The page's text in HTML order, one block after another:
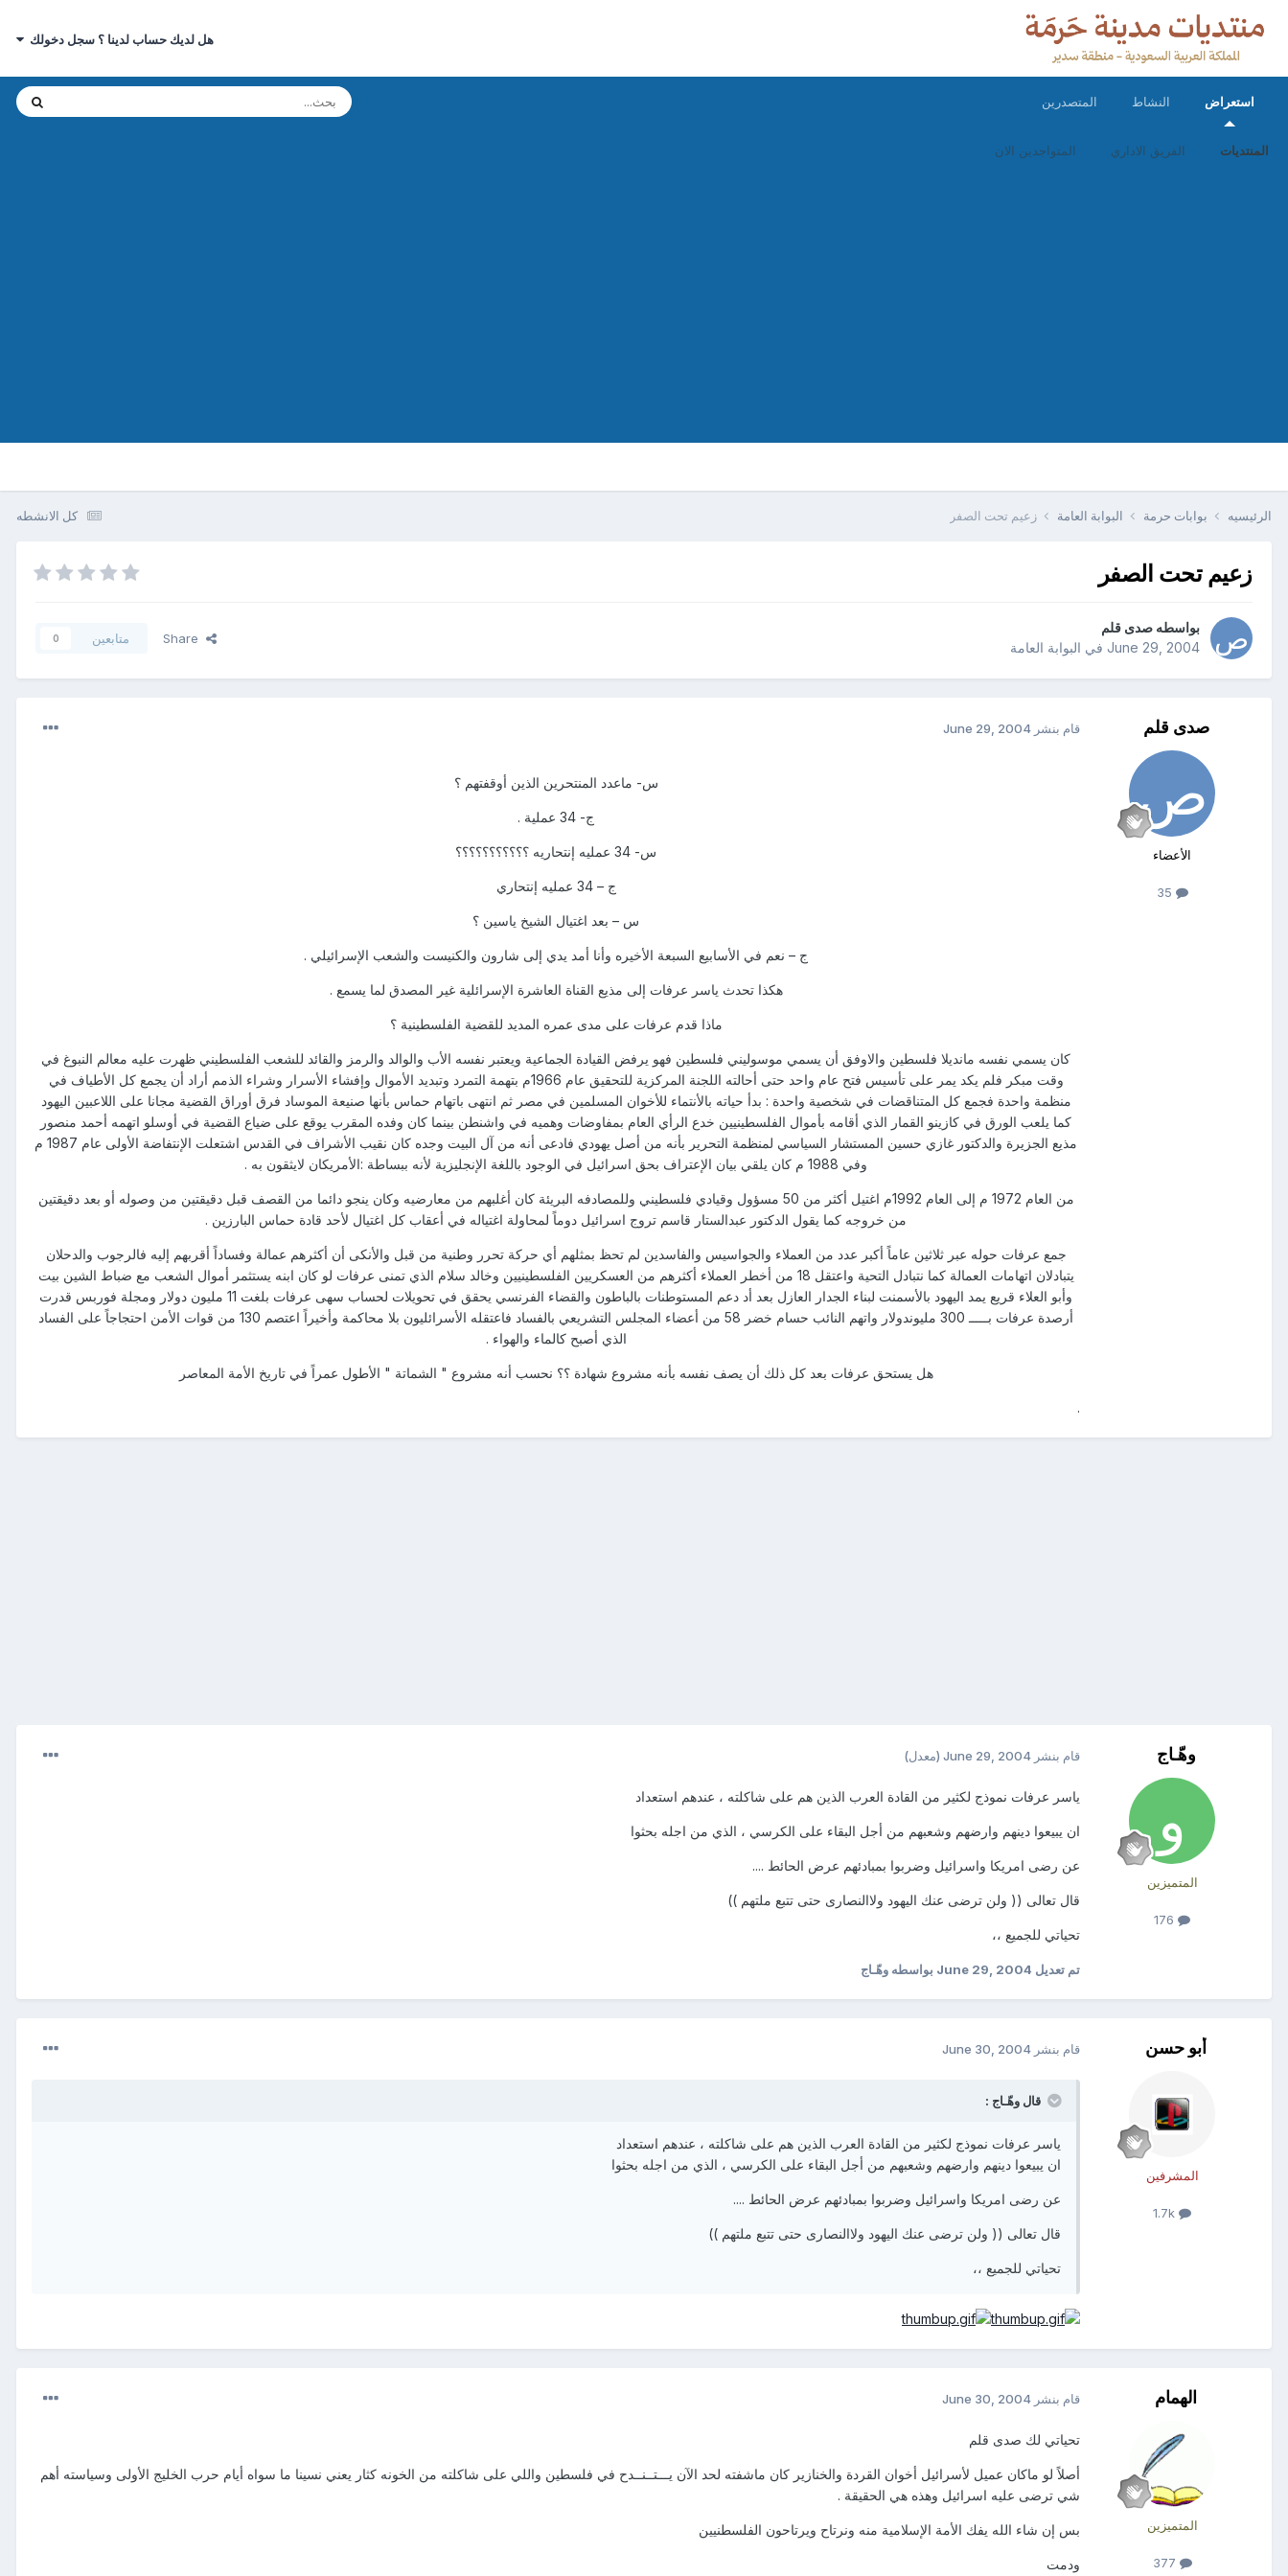
هل لديك حساب لدينا ؟ سجل دخولك
استعراض
المنتديات الفريق الاداري المتواجدين الان
النشاط المتصدرين
كل الانشطه الرئيسيه بوابات حرمة البوابة العامة زعيم تحت الصفر
زعيم تحت الصفر
بواسطه صدى قلم
June 29, 2004 في البوابة العامة
متابعين 0
صدى قلم
الأعضاء
قام بنشر June 29, 2004
س- ماعدد المنتحرين الذين أوقفتهم ؟
ج- 34 عملية .
س- 34 عمليه إنتحاريه ؟؟؟؟؟؟؟؟؟؟؟
ج – 34 عمليه إنتحاري
س – بعد اغتيال الشيخ ياسين ؟
ج – نعم في الأسابيع السبعة الأخيره وأنا أمد يدي إلى شارون والكنيست والشعب الإسرائيلي .
هكذا تحدث ياسر عرفات إلى مذيع القناة العاشرة الإسرائلية غير المصدق لما يسمع .
ماذا قدم عرفات على مدى عمره المديد للقضية الفلسطينية ؟
كان يسمي نفسه مانديلا فلسطين والاوفق أن يسمي موسوليني فلسطين فهو يرفض القيادة الجماعية ويعتبر نفسه الأب والوالد والرمز والقائد للشعب الفلسطيني ظهرت عليه معالم النبوغ في
وقت مبكر فلم يكد يمر على تأسيس فتح عام واحد حتى أحالته اللجنة المركزية للتحقيق عام 1966م بتهمة التمرد وتبديد الأموال وإفشاء الأسرار وشراء الذمم أراد أن يجمع كل الأطياف في
منظمة واحدة فجمع كل المتناقضات في شخصية واحدة : بدأ حياته بالأنتماء للأخوان المسلمين في مصر ثم انتهى باتهام حماس بأنها صنيعة الموساد فرق أوراق القضية مجانا على اللاعبين اليهود
كما يلعب الورق في كازينو القمار الذي أقامه بأموال الفلسطينيين خدع الرأي العام بمفاوضات وهميه في واشنطن بينما كان وفده المقرب يوقع على ضياع القضية في أوسلو اتهمه أحمد منصور
مذيع الجزيرة والدكتور غازي حسين المستشار السياسي لمنظمة التحرير بأنه من أصل يهودي فادعى أنه من آل البيت وجده كان نقيب الأشراف في القدس اشتعلت الإنتفاضة الأولى عام 1987 م
وفي 1988 م كان يلقي بيان الإعتراف بحق اسرائيل في الوجود باللغة الإنجليزية لأنه ببساطة :الأمريكان لايثقون به .
من العام 1972 م إلى العام 1992م اغتيل أكثر من 50 مسؤول وقيادي فلسطيني وللمصادفه البريئة كان أغلبهم من معارضيه وكان ينجو دائما من القصف قبل دقيقتين من وصوله أو بعد دقيقتين
من خروجه كما يقول الدكتور عبدالستار قاسم تروج اسرائيل دوماً لمحاولة اغتياله في أعقاب كل اغتيال لأحد قادة حماس البارزين .
جمع عرفات حوله عبر ثلاثين عاماً أكبر عدد من العملاء والجواسيس والفاسدين لم تحظ بمثلهم أي حركة تحرر وطنية من قبل والأنكى أن أكثرهم عمالة وفساداً أقربهم إليه فالرجوب والدحلان
يتبادلان اتهامات العمالة كما نتبادل التحية واعتقل 18 من أخطر العملاء أكثرهم من العسكريين الفلسطينيين وخالد سلام الذي تمنى عرفات لو كان ابنه يستثمر أموال الشعب مع ضباط الشين بيت
وأبو العلاء قريع يمد اليهود بالأسمنت لبناء الجدار العازل بعد أد دعم المستوطنات بالباطون والقضاء الفرنسي يحقق في تحويلات لحساب سهى عرفات بلغت 11 مليون دولار ومجلة فوربس قدرت
أرصدة عرفات بـــــ 300 مليوندولار واتهم النائب حسام خضر 58 من أعضاء المجلس التشريعي بالفساد فاعتقله الأسرائليون بلا محاكمة وأخيراً اعتصم 130 من قوات الأمن احتجاجاً على الفساد
الذي أصبح كالماء والهواء .
هل يستحق عرفات بعد كل ذلك أن يصف نفسه بأنه مشروع شهادة ؟؟ نحسب أنه مشروع " الشماتة " الأطول عمراً في تاريخ الأمة المعاصر
.
وهّـاج
المتميزين
قام بنشر June 29, 2004 (معدل)
ياسر عرفات نموذج لكثير من القادة العرب الذين هم على شاكلته ، عندهم استعداد
ان يبيعوا دينهم وارضهم وشعبهم من أجل البقاء على الكرسي ، الذي من اجله بحثوا
عن رضى امريكا واسرائيل وضربوا بمبادئهم عرض الحائط ....
قال تعالى (( ولن ترضى عنك اليهود ولاالنصارى حتى تتبع ملتهم ))
تحياتي للجميع ،،
تم تعديل June 29, 2004 بواسطه وهّـاج
أبو حسن
المشرفين
قام بنشر June 30, 2004
قال وهّـاج :
ياسر عرفات نموذج لكثير من القادة العرب الذين هم على شاكلته ، عندهم استعداد
ان يبيعوا دينهم وارضهم وشعبهم من أجل البقاء على الكرسي ، الذي من اجله بحثوا
عن رضى امريكا واسرائيل وضربوا بمبادئهم عرض الحائط ....
قال تعالى (( ولن ترضى عنك اليهود ولاالنصارى حتى تتبع ملتهم ))
تحياتي للجميع ،،
الهمام
المتميزين
قام بنشر June 30, 2004
تحياتي لك صدى قلم
أصلاً لو ماكان عميل لأسرائيل أخوان القردة والخنازير كان ماشفته لحد الآن يـــتــنــدح في فلسطين واللي على شاكلته من الخونه كثار يعني نسينا ما سواه أيام حرب الخليج الأولى وسياسته أهم
شي ترضى عليه اسرائيل وهذه هي الحقيقة .
بس إن شاء الله يفك الأمة الإسلامية منه ونرتاح ويرتاحون الفلسطنيين
ودمت